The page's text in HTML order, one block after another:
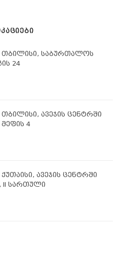
საბურთალოს
24
ავეჯის ცენტრში
4
ავეჯის ცენტრში
II სართული